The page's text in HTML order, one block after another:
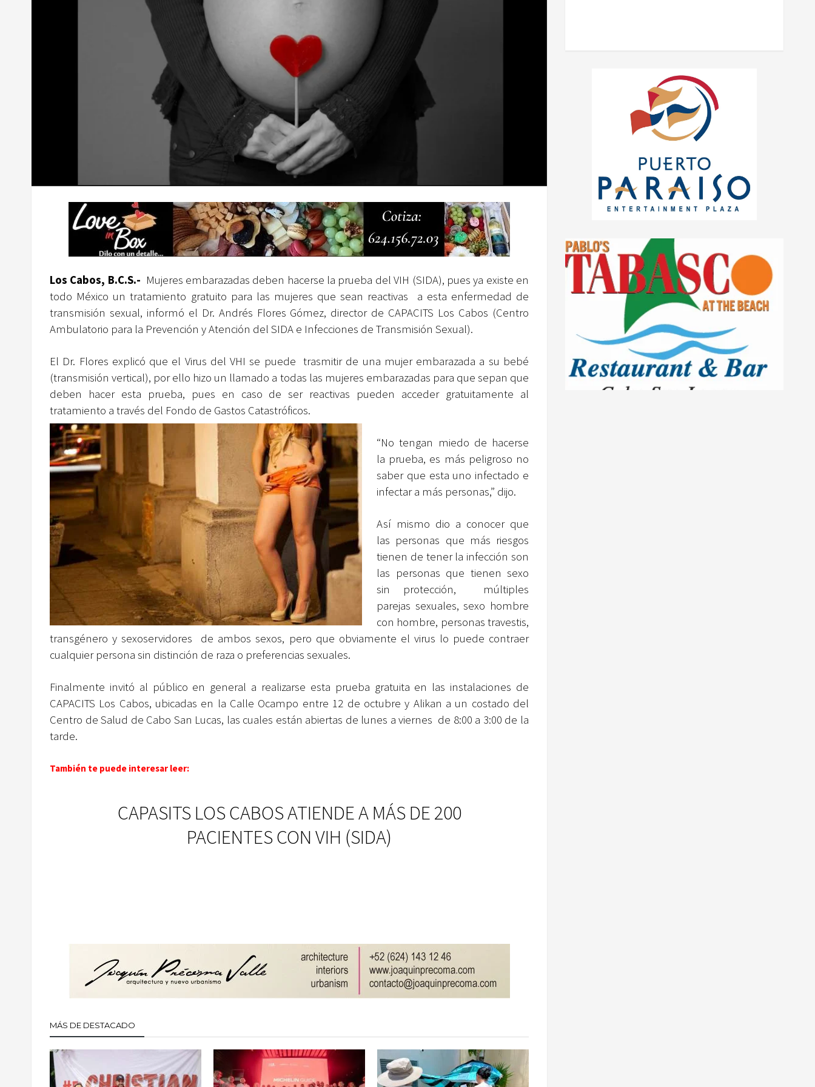
Los Cabos, B.C.S.- Mujeres embarazadas deben hacerse la prueba del VIH (SIDA), pues ya existe en
todo México un tratamiento gratuito para las mujeres que sean reactivas a esta enfermedad de
transmisión sexual, informó el Dr. Andrés Flores Gómez, director de CAPACITS Los Cabos (Centro
Ambulatorio para la Prevención y Atención del SIDA e Infecciones de Transmisión Sexual).
El Dr. Flores explicó que el Virus del VHI se puede trasmitir de una mujer embarazada a su bebé
(transmisión vertical), por ello hizo un llamado a todas las mujeres embarazadas para que sepan que
deben hacer esta prueba, pues en caso de ser reactivas pueden acceder gratuitamente al
tratamiento a través del Fondo de Gastos Catastróficos.
“No tengan miedo de hacerse
la prueba, es más peligroso no
saber que esta uno infectado e
infectar a más personas,” dijo.
Así mismo dio a conocer que
las personas que más riesgos
tienen de tener la infección son
las personas que tienen sexo
sin protección, múltiples
parejas sexuales, sexo hombre
con hombre, personas travestis,
transgénero y sexoservidores de ambos sexos, pero que obviamente el virus lo puede contraer
cualquier persona sin distinción de raza o preferencias sexuales.
Finalmente invitó al público en general a realizarse esta prueba gratuita en las instalaciones de
CAPACITS Los Cabos, ubicadas en la Calle Ocampo entre 12 de octubre y Alikan a un costado del
Centro de Salud de Cabo San Lucas, las cuales están abiertas de lunes a viernes de 8:00 a 3:00 de la
tarde.
También te puede interesar leer:
CAPASITS LOS CABOS ATIENDE A MÁS DE 200
PACIENTES CON VIH (SIDA)
MÁS DE DESTACADO